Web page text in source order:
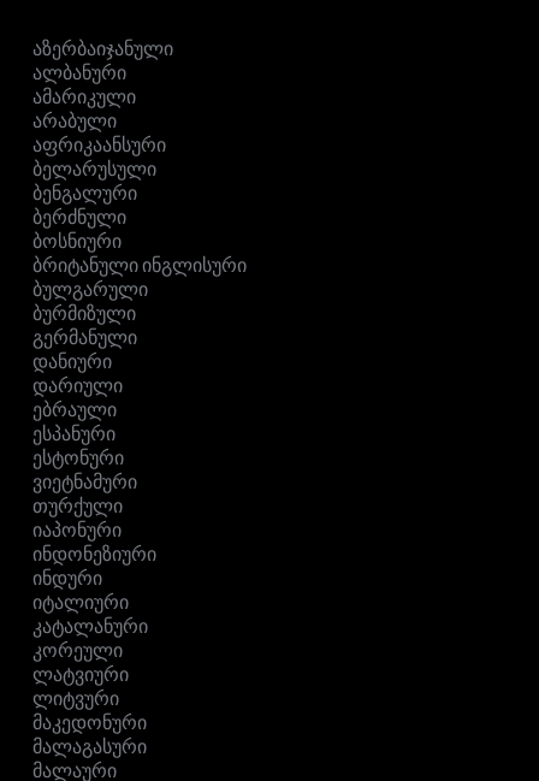
აზერბაიჯანული
ალბანური
ამარიკული
არაბული
აფრიკაანსური
ბელარუსული
ბენგალური
ბერძნული
ბოსნიური
ბრიტანული ინგლისური
ბულგარული
ბურმიზული
გერმანული
დანიური
დარიული
ებრაული
ესპანური
ესტონური
ვიეტნამური
თურქული
იაპონური
ინდონეზიური
ინდური
იტალიური
კატალანური
კორეული
ლატვიური
ლიტვური
მაკედონური
მალაგასური
მალაური